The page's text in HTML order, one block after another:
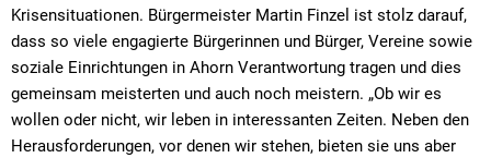
Krisensituationen. Bürgermeister Martin Finzel ist stolz darauf,
dass so viele engagierte Bürgerinnen und Bürger, Vereine sowie
soziale Einrichtungen in Ahorn Verantwortung tragen und dies
gemeinsam meisterten und auch noch meistern. „Ob wir es
wollen oder nicht, wir leben in interessanten Zeiten. Neben den
Herausforderungen, vor denen wir stehen, bieten sie uns aber